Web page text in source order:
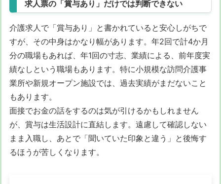
求人票の「賞与あり」だけでは判断できない
介護求人で「賞与あり」と書かれていると安心しがちで
すが、その中身はかなり幅があります。年2回で計4か月
分の職場もあれば、年1回の寸志、業績による、前年度実
績なしという職場もあります。特に小規模な訪問介護事
業所や新規オープン施設では、過去実績がまだないこと
もあります。
面接でお金の話をするのは気が引けるかもしれません
が、賞与は生活設計に直結します。遠慮して確認しない
まま入職し、あとで「聞いていた印象と違う」と後悔す
るほうが苦しくなります。